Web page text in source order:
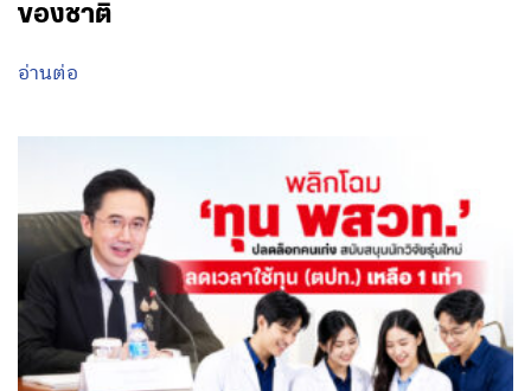
ของชาติ
อ่านต่อ